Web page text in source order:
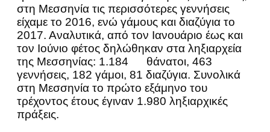
στη Μεσσηνία τις περισσότερες γεννήσεις
είχαμε το 2016, ενώ γάμους και διαζύγια το
2017. Αναλυτικά, από τον Ιανουάριο έως και
τον Ιούνιο φέτος δηλώθηκαν στα ληξιαρχεία
της Μεσσηνίας: 1.184 θάνατοι, 463
γεννήσεις, 182 γάμοι, 81 διαζύγια. Συνολικά
στη Μεσσηνία το πρώτο εξάμηνο του
τρέχοντος έτους έγιναν 1.980 ληξιαρχικές
πράξεις.